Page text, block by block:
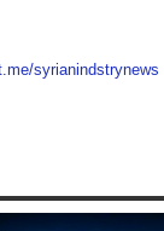
syrianindstrynews